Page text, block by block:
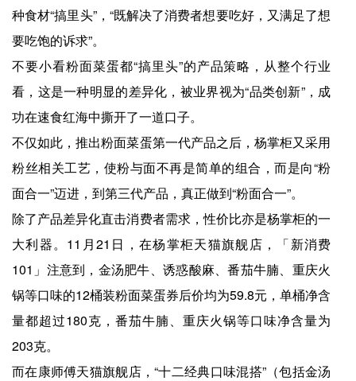
种食材“搞里头”，“既解决了消费者想要吃好，又满足了想
要吃饱的诉求”。
不要小看粉面菜蛋都“搞里头”的产品策略，从整个行业
看，这是一种明显的差异化，被业界视为“品类创新”，成
功在速食红海中撕开了一道口子。
不仅如此，推出粉面菜蛋第一代产品之后，杨掌柜又采用
粉丝相关工艺，使粉与面不再是简单的组合，而是向“粉
面合一”迈进，到第三代产品，真正做到“粉面合一”。
除了产品差异化直击消费者需求，性价比亦是杨掌柜的一
大利器。11月21日，在杨掌柜天猫旗舰店，「新消费
101」注意到，金汤肥牛、诱惑酸麻、番茄牛腩、重庆火
锅等口味的12桶装粉面菜蛋券后价均为59.8元，单桶净含
量都超过180克，番茄牛腩、重庆火锅等口味净含量为
203克。
而在康师傅天猫旗舰店，“十二经典口味混搭”（包括金汤